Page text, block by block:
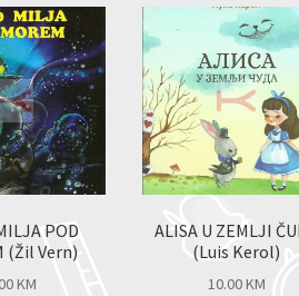
POD
(Žil Vern)
KM
ALISA U ZEMLJI
(Luis Kerol)
10.00KM